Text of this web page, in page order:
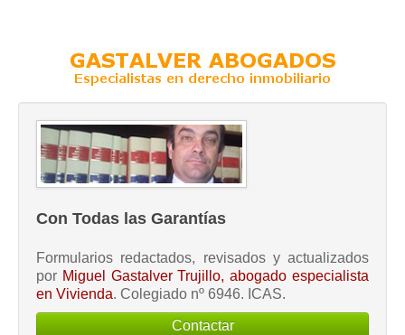
Con Todas las Garantías
Formularios redactados, revisados y actualizados
por Miguel Gastalver Trujillo, abogado especialista
en Vivienda. Colegiado nº 6946. ICAS.
Contactar